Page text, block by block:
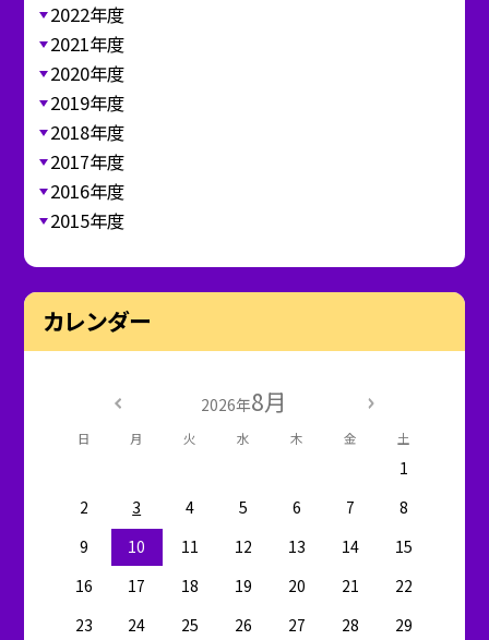
2022年度
2021年度
2020年度
2019年度
2018年度
2017年度
2016年度
2015年度
カレンダー
2026年8月
日 月 火 水 木 金 土
1
2
3 4 5 6 7
8
9
10 11 12 13 14
15
16
17 18 19 20 21
22
23
24 25 26 27 28
29